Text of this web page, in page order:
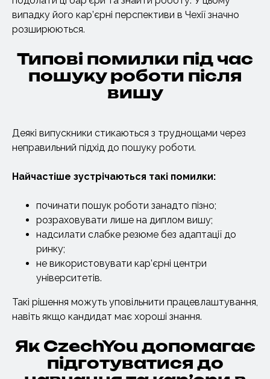
випадку його кар’єрні перспективи в Чехії значно
розширюються.
Типові помилки під час
пошуку роботи після
вишу
Деякі випускники стикаються з труднощами через
неправильний підхід до пошуку роботи.
Найчастіше зустрічаються такі помилки:
починати пошук роботи занадто пізно;
розраховувати лише на диплом вишу;
надсилати слабке резюме без адаптації до
ринку;
не використовувати кар’єрні центри
університетів.
Такі рішення можуть уповільнити працевлаштування,
навіть якщо кандидат має хороші знання.
Як CzechYou допомагає
підготуватися до